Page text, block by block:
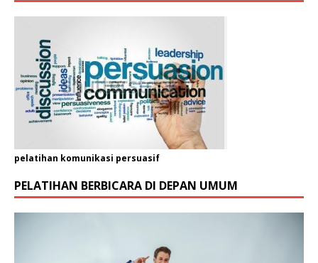
pelatihan komunikasi persuasif
PELATIHAN BERBICARA DI DEPAN UMUM